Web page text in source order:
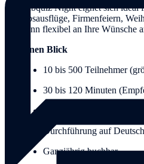
Die Pubquiz Night eignet sich ideal
Betriebsausflüge, Firmenfeiern,
und kann flexibel an Ihre Wünsche
Auf einen Blick
10 bis 500 Teilnehmer
30 bis 120 Minuten
Durchführung auf
Ganzjährig buchbar